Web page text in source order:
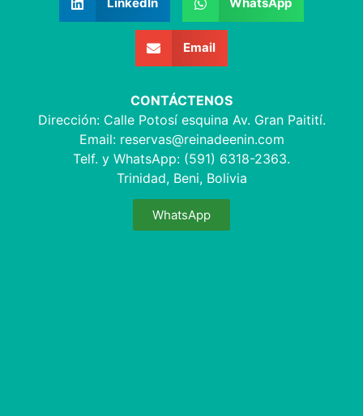
Email
CONTÁCTENOS
Dirección: Calle Potosí esquina Av. Gran Paitití.
Email: reservas@reinadeenin.com
Telf. y WhatsApp: (591) 6318-2363.
Trinidad, Beni, Bolivia
WhatsApp